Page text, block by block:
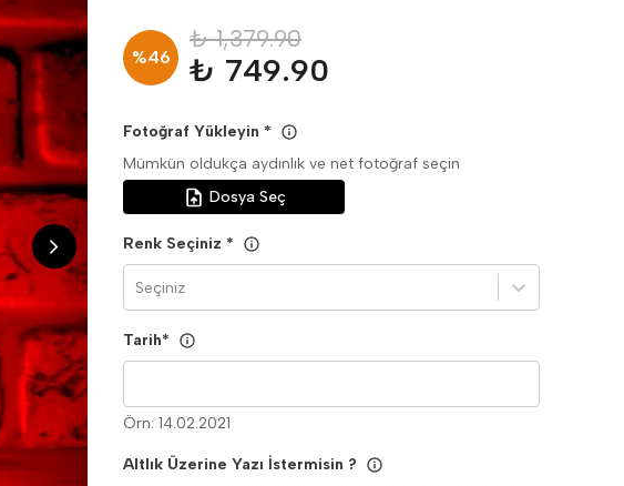
%46
₺ 1,379.90
₺ 749.90
Fotoğraf Yükleyin *
Mümkün oldukça aydınlık ve net fotoğraf seçin
Dosya Seç
Renk Seçiniz *
Seçiniz
Tarih*
Örn: 14.02.2021
Altlık Üzerine Yazı İstermisin ?